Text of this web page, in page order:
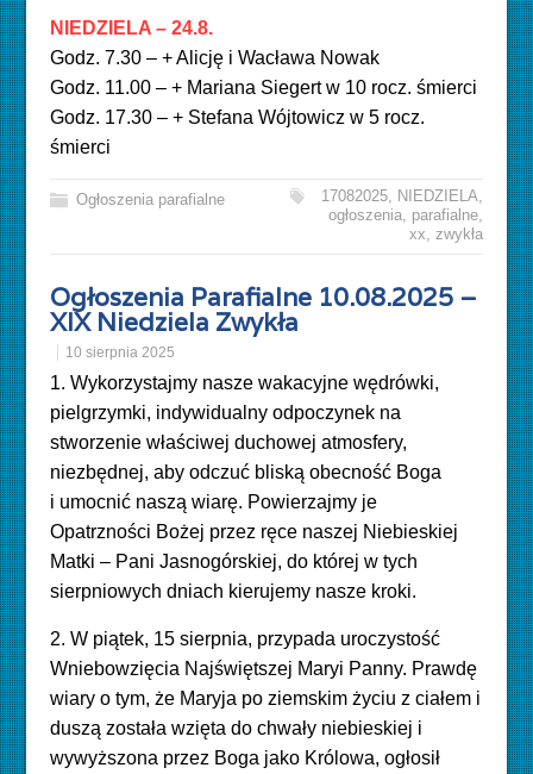
NIEDZIELA – 24.8.
Godz. 7.30 – + Alicję i Wacława Nowak
Godz. 11.00 – + Mariana Siegert w 10 rocz. śmierci
Godz. 17.30 – + Stefana Wójtowicz w 5 rocz.
śmierci
Ogłoszenia parafialne 17082025, NIEDZIELA,
ogłoszenia, parafialne,
xx, zwykła
Ogłoszenia Parafialne 10.08.2025 –
XIX Niedziela Zwykła
10 sierpnia 2025
1. Wykorzystajmy nasze wakacyjne wędrówki,
pielgrzymki, indywidualny odpoczynek na
stworzenie właściwej duchowej atmosfery,
niezbędnej, aby odczuć bliską obecność Boga
i umocnić naszą wiarę. Powierzajmy je
Opatrzności Bożej przez ręce naszej Niebieskiej
Matki – Pani Jasnogórskiej, do której w tych
sierpniowych dniach kierujemy nasze kroki.
2. W piątek, 15 sierpnia, przypada uroczystość
Wniebowzięcia Najświętszej Maryi Panny. Prawdę
wiary o tym, że Maryja po ziemskim życiu z ciałem i
duszą została wzięta do chwały niebieskiej i
wywyższona przez Boga jako Królowa, ogłosił